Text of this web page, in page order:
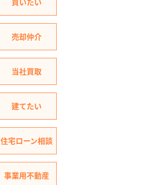
売却仲介
当社買取
建てたい
住宅ローン相談
事業用不動産